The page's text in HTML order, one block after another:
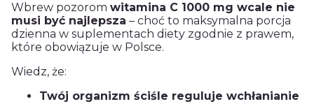
Wbrew pozorom witamina C 1000 mg wcale nie
musi być najlepsza – choć to maksymalna porcja
dzienna w suplementach diety zgodnie z prawem,
które obowiązuje w Polsce.
Wiedz, że:
Twój organizm ściśle reguluje wchłanianie